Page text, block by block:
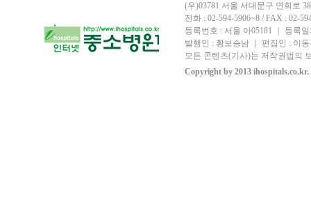
(우)03781 서울 서대문구 연희로
전화 : 02-594-5906~8 / FAX : 02-
등록번호 : 서울 아05181 ｜ 등록
발행인 : 황보승남 ｜ 편집인 : 이
모든 콘텐츠(기사)는 저작권법의
Copyright by 2013 ihospitals.co.kr.